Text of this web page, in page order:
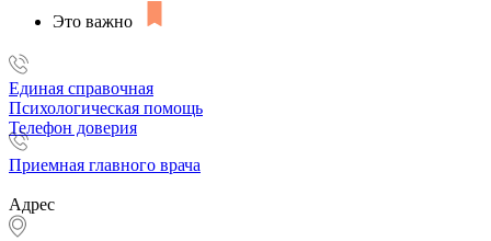
Это важно
Единая справочная
Психологическая помощь
Телефон доверия
Приемная главного врача
Адрес